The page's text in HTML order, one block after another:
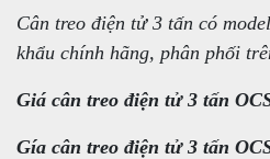
Cân treo điện tử 3 tấn có
khẩu chính hãng, phân phối
Giá cân treo điện tử 3 tấn
Gía cân treo điện tử 3 tấn